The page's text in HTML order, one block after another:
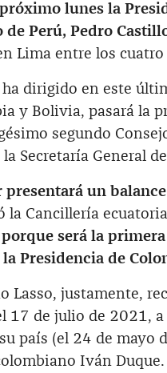
lunes la
de Perú, Pedro
Lima entre los
ha dirigido en este
y Bolivia, pasará la
segundo
la Secretaría General
presentará un
la Cancillería
será la
Presidencia de
Lasso, justamente,
17 de julio de 2021,
país (el 24 de mayo
Iván Duque.